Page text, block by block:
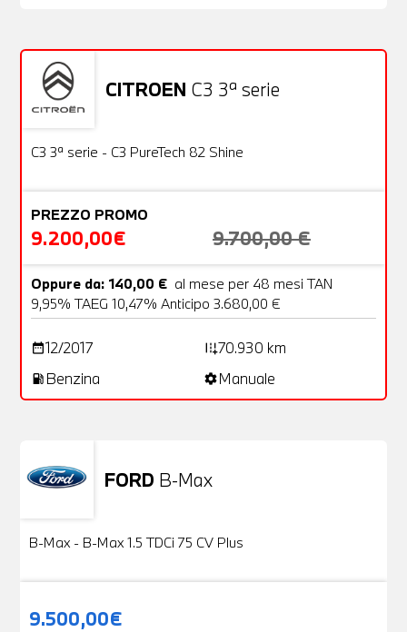
CITROEN C3 3ª serie
OFFERTA
Usato
C3 3ª serie - C3 PureTech 82 Shine
PREZZO PROMO
9.200,00€ 9.700,00 €
Oppure da: 140,00 € al mese per 48 mesi TAN
9,95% TAEG 10,47% Anticipo 3.680,00 €
date_range12/2017 add_road70.930 km
local_gas_station Benzina settingsManuale
FORD B-Max
B-Max - B-Max 1.5 TDCi 75 CV Plus
9.500,00€